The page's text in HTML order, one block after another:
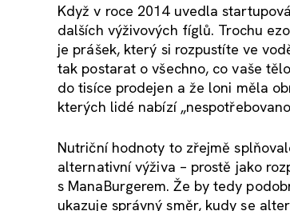
Když v roce 2014 uvedla
dalších výživových fíglů. Trochu
je prášek, který si rozpustíte ve
tak postarat o všechno, co vaše
do tisíce prodejen a že loni měla
kterých lidé nabízí
Nutriční hodnoty to zřejmě
alternativní výživa – prostě jako
s ManaBurgerem. Že by tedy
ukazuje správný směr, kudy se